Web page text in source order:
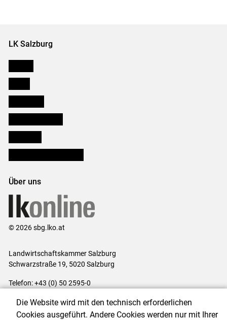
LK Salzburg
Über uns
© 2026 sbg.lko.at
Landwirtschaftskammer Salzburg
Schwarzstraße 19, 5020 Salzburg
Telefon: +43 (0) 50 2595-0
Impressum|Kontakt|Datenschutzerklärung|Barrierefreiheit|
Die Website wird mit den technisch erforderlichen
Cookies ausgeführt. Andere Cookies werden nur mit Ihrer